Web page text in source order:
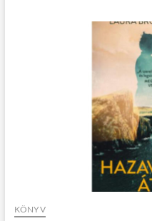
KÖNYV